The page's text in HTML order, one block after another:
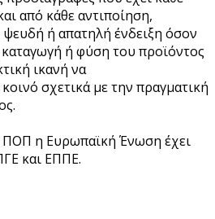
από κάθε αντιποίηση,
ή απατηλή ένδειξη όσον
ή φύση του προϊόντος
ικανή να
σχετικά με την πραγματική
ΠΟΠ η Ευρωπαϊκή Ένωση έχει
και ΕΠΠΕ.